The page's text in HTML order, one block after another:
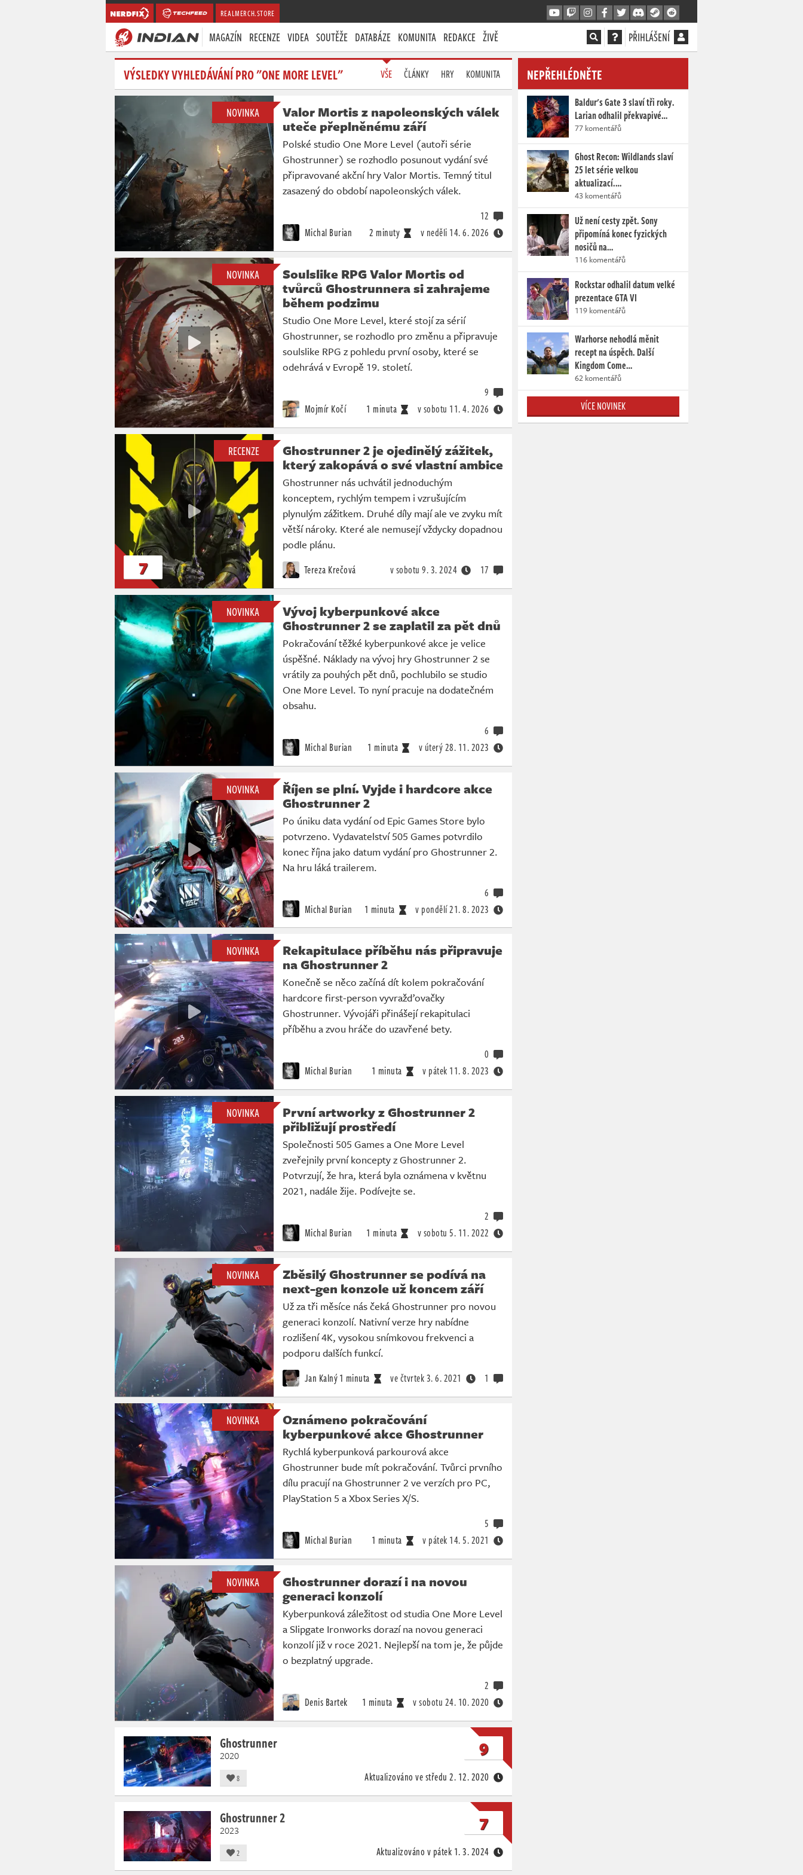
REALMERCH.STORE
MAGAZÍN RECENZE VIDEA SOUTĚŽE DATABÁZE KOMUNITA REDAKCE ŽIVĚ PŘIHLÁŠENÍ
VÝSLEDKY VYHLEDÁVÁNÍ PRO "ONE MORE LEVEL" VŠE ČLÁNKY HRY KOMUNITA
NOVINKA
Valor Mortis z napoleonských válek
uteče přeplněnému září
Polské studio One More Level (autoři série
Ghostrunner) se rozhodlo posunout vydání své
připravované akční hry Valor Mortis. Temný titul
zasazený do období napoleonských válek.
Michal Burian 2 minuty v neděli 14. 6. 2026
12
NOVINKA
Soulslike RPG Valor Mortis od
tvůrců Ghostrunnera si zahrajeme
během podzimu
Studio One More Level, které stojí za sérií
Ghostrunner, se rozhodlo pro změnu a připravuje
soulslike RPG z pohledu první osoby, které se
odehrává v Evropě 19. století.
Mojmír Kočí 1 minuta v sobotu 11. 4. 2026
9
RECENZE
7
Ghostrunner 2 je ojedinělý zážitek,
který zakopává o své vlastní ambice
Ghostrunner nás uchvátil jednoduchým
konceptem, rychlým tempem i vzrušujícím
plynulým zážitkem. Druhé díly mají ale ve zvyku mít
větší nároky. Které ale nemusejí vždycky dopadnou
podle plánu.
Tereza Krečová v sobotu 9. 3. 2024 17
NOVINKA
Vývoj kyberpunkové akce
Ghostrunner 2 se zaplatil za pět dnů
Pokračování těžké kyberpunkové akce je velice
úspěšné. Náklady na vývoj hry Ghostrunner 2 se
vrátily za pouhých pět dnů, pochlubilo se studio
One More Level. To nyní pracuje na dodatečném
obsahu.
Michal Burian 1 minuta v úterý28. 11. 2023
6
NOVINKA
Říjen se plní. Vyjde i hardcore akce
Ghostrunner 2
Po úniku data vydání od Epic Games Store bylo
potvrzeno. Vydavatelství 505 Games potvrdilo
konec října jako datum vydání pro Ghostrunner 2.
Na hru láká trailerem.
Michal Burian 1 minuta v pondělí21. 8. 2023
6
NOVINKA
Rekapitulace příběhu nás připravuje
na Ghostrunner 2
Konečně se něco začíná dít kolem pokračování
hardcore first-person vyvražďovačky
Ghostrunner. Vývojáři přinášejí rekapitulaci
příběhu a zvou hráče do uzavřené bety.
Michal Burian 1 minuta v pátek 11. 8. 2023
0
NOVINKA
První artworky z Ghostrunner 2
přibližují prostředí
Společnosti 505 Games a One More Level
zveřejnily první koncepty z Ghostrunner 2.
Potvrzují, že hra, která byla oznámena v květnu
2021, nadále žije. Podívejte se.
Michal Burian 1 minuta v sobotu 5. 11. 2022
2
NOVINKA
Zběsilý Ghostrunner se podívá na
next-gen konzole už koncem září
Už za tři měsíce nás čeká Ghostrunner pro novou
generaci konzolí. Nativní verze hry nabídne
rozlišení 4K, vysokou snímkovou frekvenci a
podporu dalších funkcí.
Jan Kalný1 minuta ve čtvrtek3. 6. 2021 1
NOVINKA
Oznámeno pokračování
kyberpunkové akce Ghostrunner
Rychlá kyberpunková parkourová akce
Ghostrunner bude mít pokračování. Tvůrci prvního
dílu pracují na Ghostrunner 2 ve verzích pro PC,
PlayStation 5 a Xbox Series X/S.
Michal Burian 1 minuta v pátek 14. 5. 2021
5
NOVINKA
Ghostrunner dorazí i na novou
generaci konzolí
Kyberpunková záležitost od studia One More Level
a Slipgate Ironworks dorazí na novou generaci
konzolí již v roce 2021. Nejlepší na tom je, že půjde
o bezplatný upgrade.
Denis Bartek 1 minuta v sobotu 24. 10. 2020
2
9
Ghostrunner
2020
8 Aktualizováno ve středu 2. 12. 2020
7
Ghostrunner 2
2023
2 Aktualizováno v pátek 1. 3. 2024
NEPŘEHLÉDNĚTE
Baldur's Gate 3 slaví tři roky.
Larian odhalil překvapivé…
77 komentářů
Ghost Recon: Wildlands slaví
25 let série velkou
aktualizací.…
43 komentářů
Už není cesty zpět. Sony
připomíná konec fyzických
nosičů na…
116 komentářů
Rockstar odhalil datum velké
prezentace GTA VI
119 komentářů
Warhorse nehodlá měnit
recept na úspěch. Další
Kingdom Come…
62 komentářů
VÍCE NOVINEK